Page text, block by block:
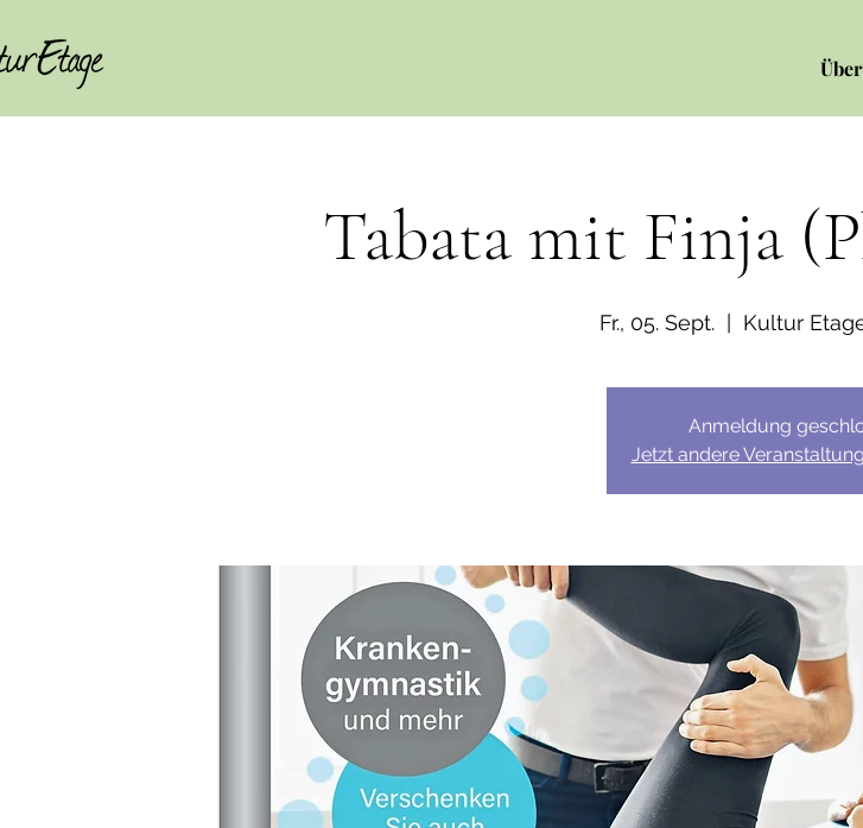
Tabata mit Finja
Fr., 05. Sept.
  |
Kultur
Anmeldung
Jetzt andere